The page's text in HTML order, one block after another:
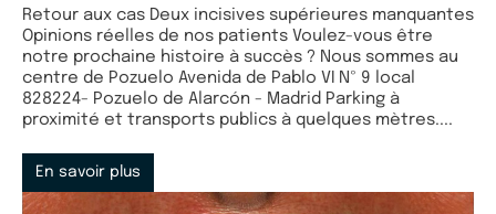
Retour aux cas Deux incisives supérieures manquantes
Opinions réelles de nos patients Voulez-vous être
notre prochaine histoire à succès ? Nous sommes au
centre de Pozuelo Avenida de Pablo VI Nº 9 local
828224- Pozuelo de Alarcón - Madrid Parking à
proximité et transports publics à quelques mètres....
En savoir plus